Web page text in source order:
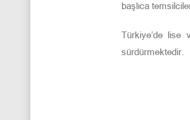
başlıca
Türkiye’de lise
sürdürmektedir.